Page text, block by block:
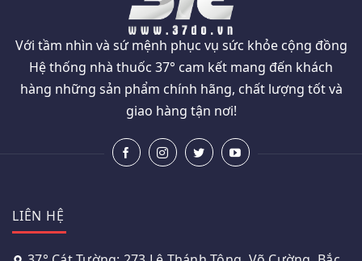
Với tầm nhìn và sứ mệnh phục vụ sức khỏe cộng đồng
Hệ thống nhà thuốc 37° cam kết mang đến khách
hàng những sản phẩm chính hãng, chất lượng tốt và
giao hàng tận nơi!
LIÊN HỆ